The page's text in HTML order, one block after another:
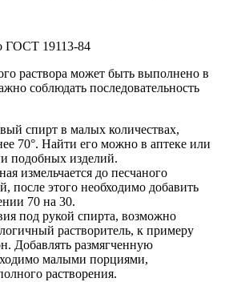
ГОСТ 19113-84
раствора может быть выполнено в
соблюдать последовательность
спирт в малых количествах,
70°. Найти его можно в аптеке или
подобных изделий.
измельчается до песчаного
после этого необходимо добавить
70 на 30.
под рукой спирта, возможно
растворитель, к примеру
Добавлять размягченную
малыми порциями,
растворения.